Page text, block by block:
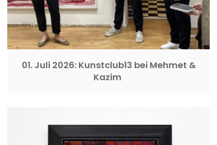
01. Juli 2026: Kunstclub13 bei Mehmet &
Kazim